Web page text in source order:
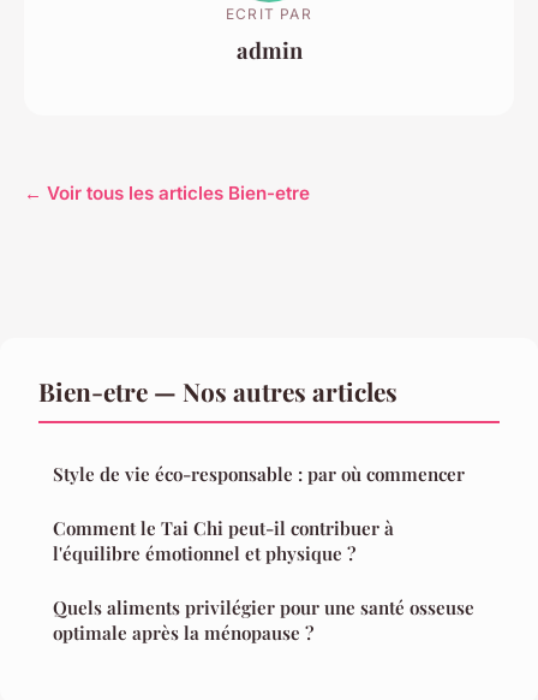
ECRIT PAR
admin
← Voir tous les articles Bien-etre
Bien-etre — Nos autres articles
Style de vie éco-responsable : par où commencer
Comment le Tai Chi peut-il contribuer à
l'équilibre émotionnel et physique ?
Quels aliments privilégier pour une santé osseuse
optimale après la ménopause ?